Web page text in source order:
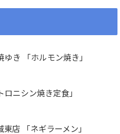
き 「ホルモン焼き」
ニシン焼き定食」
店 「ネギラーメン」